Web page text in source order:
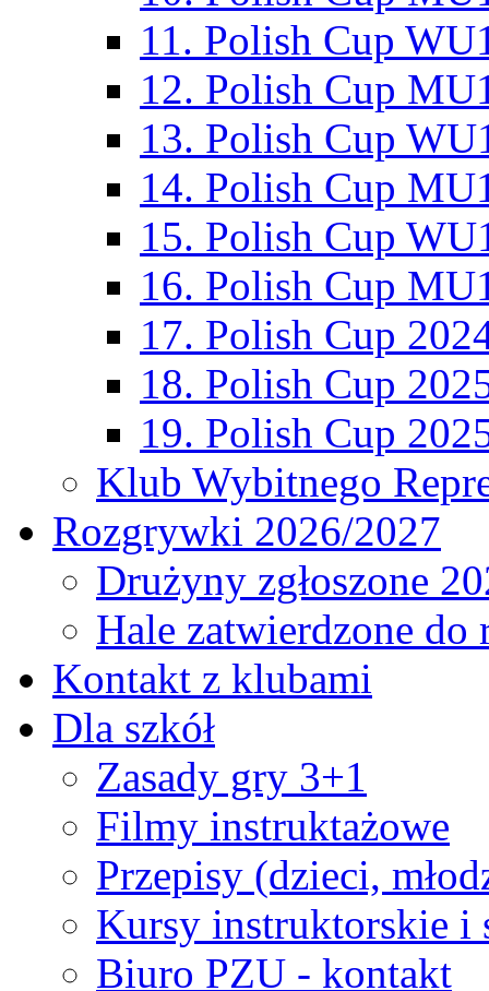
11. Polish Cup
12. Polish Cup
13. Polish Cup
14. Polish Cup
15. Polish Cup
16. Polish Cup
17. Polish Cup
18. Polish Cup
19. Polish Cup
Klub Wybitnego
Rozgrywki 2026/2027
Drużyny zgłoszone
Hale zatwierdzone
Kontakt z klubami
Dla szkół
Zasady gry 3+1
Filmy instruktażowe
Przepisy (dzieci,
Kursy instruktorskie i
Biuro PZU - kontakt